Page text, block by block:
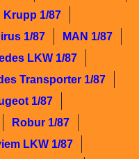
Krupp 1/87
1/87
MAN 1/87
LKW 1/87
Transporter 1/87
1/87
Robur 1/87
LKW 1/87